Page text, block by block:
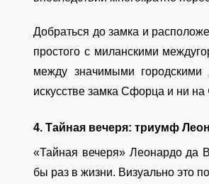
Добраться до замка и
простого с миланскими
между значимыми городскими
искусстве замка Сфорца и ни на
4. Тайная вечеря: триумф
«Тайная вечеря» Леонардо да
бы раз в жизни. Визуально это